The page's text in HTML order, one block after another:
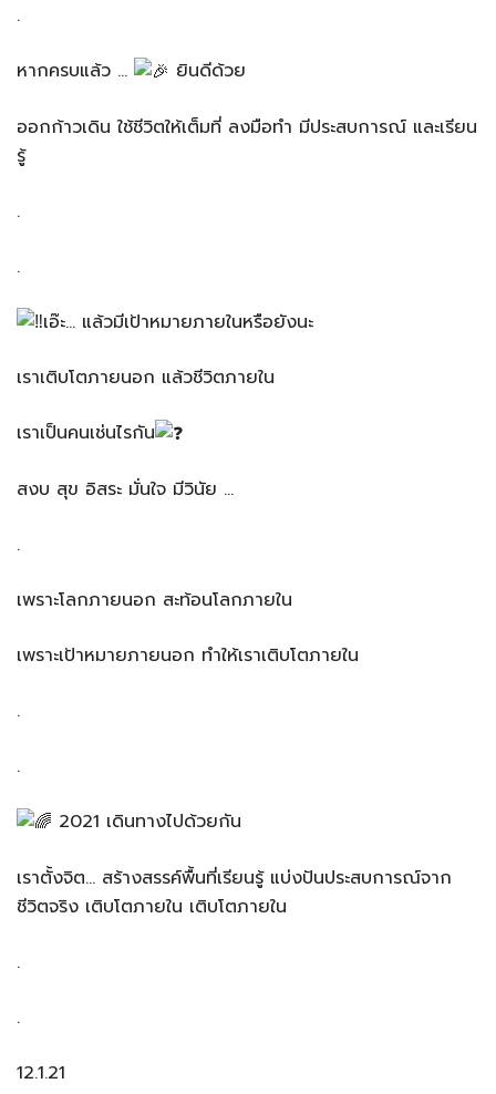
.
หากครบแล้ว … ยินดีด้วย
ออกก้าวเดิน ใช้ชีวิตให้เต็มที่ ลงมือทำ มีประสบการณ์ และเรียน
รู้
.
.
เอ๊ะ… แล้วมีเป้าหมายภายในหรือยังนะ
เราเติบโตภายนอก แล้วชีวิตภายใน
เราเป็นคนเช่นไรกัน
สงบ สุข อิสระ มั่นใจ มีวินัย …
.
เพราะโลกภายนอก สะท้อนโลกภายใน
เพราะเป้าหมายภายนอก ทำให้เราเติบโตภายใน
.
.
2021 เดินทางไปด้วยกัน
เราตั้งจิต… สร้างสรรค์พื้นที่เรียนรู้ แบ่งปันประสบการณ์จาก
ชีวิตจริง เติบโตภายใน เติบโตภายใน
.
.
12.1.21